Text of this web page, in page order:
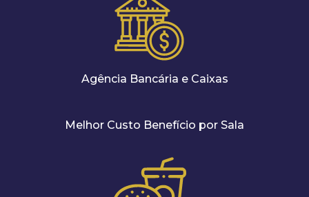
Agência Bancária e Caixas
Melhor Custo Benefício por Sala